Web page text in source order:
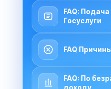
FAQ:
Госуслуги
FAQ
FAQ: По
доходу